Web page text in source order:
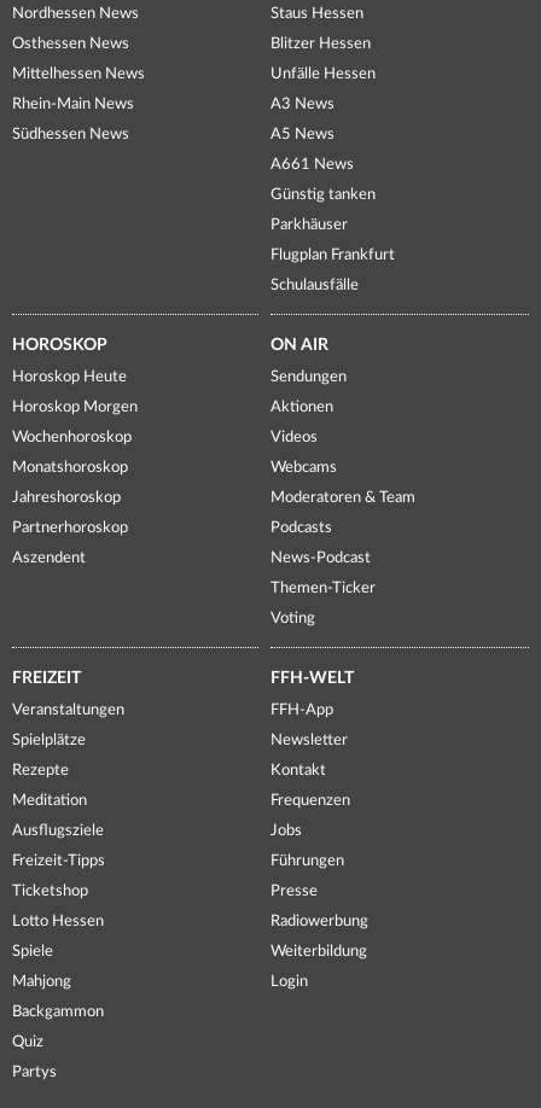
Nordhessen News
Osthessen News
Mittelhessen News
Rhein-Main News
Südhessen News
Staus Hessen
Blitzer Hessen
Unfälle Hessen
A3 News
A5 News
A661 News
Günstig tanken
Parkhäuser
Flugplan Frankfurt
Schulausfälle
HOROSKOP
Horoskop Heute
Horoskop Morgen
Wochenhoroskop
Monatshoroskop
Jahreshoroskop
Partnerhoroskop
Aszendent
ON AIR
Sendungen
Aktionen
Videos
Webcams
Moderatoren & Team
Podcasts
News-Podcast
Themen-Ticker
Voting
FREIZEIT
Veranstaltungen
Spielplätze
Rezepte
Meditation
Ausflugsziele
Freizeit-Tipps
Ticketshop
Lotto Hessen
Spiele
Mahjong
Backgammon
Quiz
Partys
FFH-WELT
FFH-App
Newsletter
Kontakt
Frequenzen
Jobs
Führungen
Presse
Radiowerbung
Weiterbildung
Login